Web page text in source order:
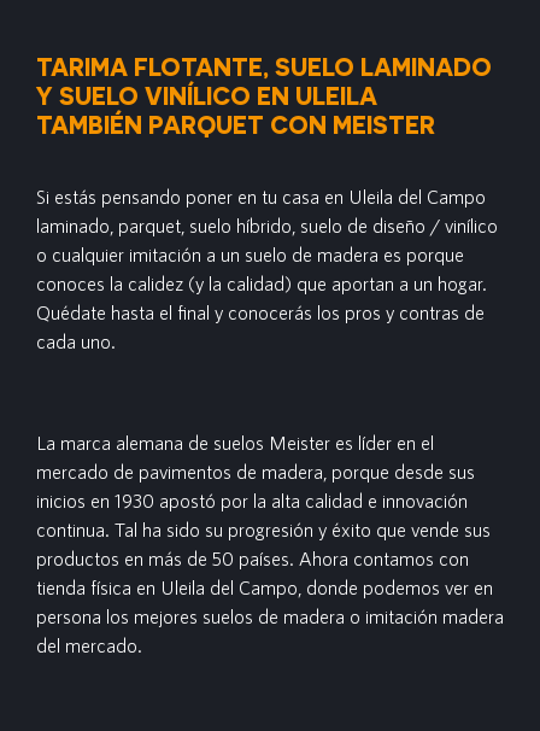
TARIMA FLOTANTE, SUELO LAMINADO
Y SUELO VINÍLICO EN ULEILA
TAMBIÉN PARQUET CON MEISTER
Si estás pensando poner en tu casa en Uleila del Campo
laminado, parquet, suelo híbrido, suelo de diseño / vinílico
o cualquier imitación a un suelo de madera es porque
conoces la calidez (y la calidad) que aportan a un hogar.
Quédate hasta el final y conocerás los pros y contras de
cada uno.
La marca alemana de suelos Meister es líder en el
mercado de pavimentos de madera, porque desde sus
inicios en 1930 apostó por la alta calidad e innovación
continua. Tal ha sido su progresión y éxito que vende sus
productos en más de 50 países. Ahora contamos con
tienda física en Uleila del Campo, donde podemos ver en
persona los mejores suelos de madera o imitación madera
del mercado.